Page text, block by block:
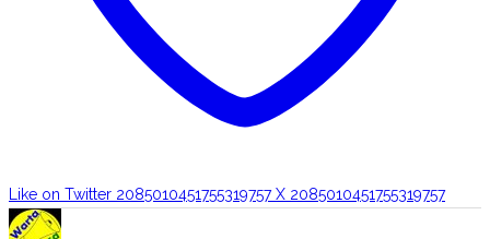
Like on Twitter 2085010451755319757 X 2085010451755319757